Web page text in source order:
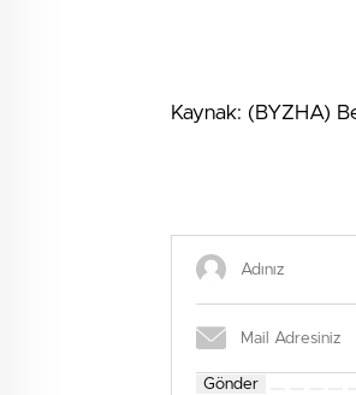
Kaynak: (BYZHA)
Gönder